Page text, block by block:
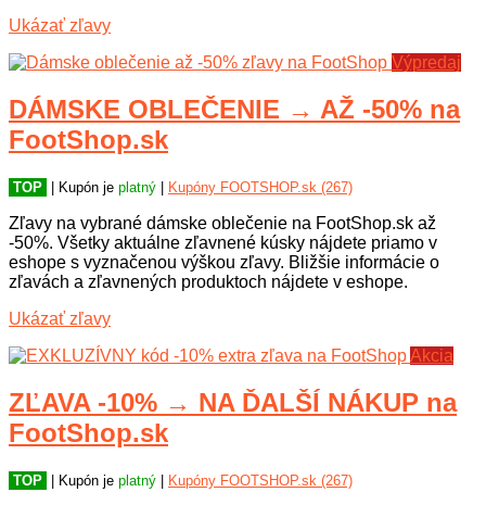
Ukázať zľavy
Výpredaj
DÁMSKE OBLEČENIE → AŽ -50% na
FootShop.sk
TOP | Kupón je platný Kupóny FOOTSHOP.sk (267)
Zľavy na vybrané dámske oblečenie na FootShop.sk až
-50%. Všetky aktuálne zľavnené kúsky nájdete priamo v
eshope s vyznačenou výškou zľavy. Bližšie informácie o
zľavách a zľavnených produktoch nájdete v eshope.
Ukázať zľavy
Akcia
ZĽAVA -10% → NA ĎALŠÍ NÁKUP na
FootShop.sk
TOP | Kupón je platný | Kupóny FOOTSHOP.sk (267)